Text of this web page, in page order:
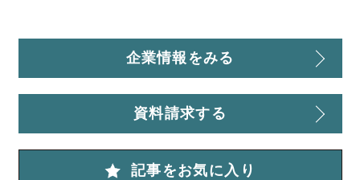
企業情報をみる
資料請求する
記事をお気に入り